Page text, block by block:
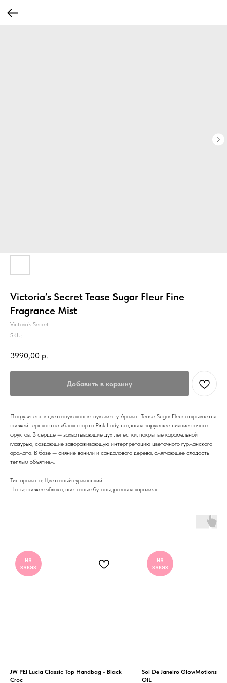
Victoria’s Secret Tease Sugar Fleur Fine
Fragrance Mist
Victoria’s Secret
SKU:
3990,00 р.
Добавить в корзину
Погрузитесь в цветочную конфетную мечту. Аромат Tease Sugar Fleur открывается
свежей терпкостью яблока сорта Pink Lady, создавая чарующее сияние сочных
фруктов. В сердце — захватывающие дух лепестки, покрытые карамельной
глазурью, создающие завораживающую интерпретацию цветочного гурманского
аромата. В базе — сияние ванили и сандалового дерева, смягчающее сладость
теплым объятием.
Тип аромата: Цветочный гурманский
Ноты: свежее яблоко, цветочные бутоны, розовая карамель
на
заказ
JW PEI Lucia Classic Top Handbag - Black
Croc
на
заказ
Sol De Janeiro GlowMotions
OIL